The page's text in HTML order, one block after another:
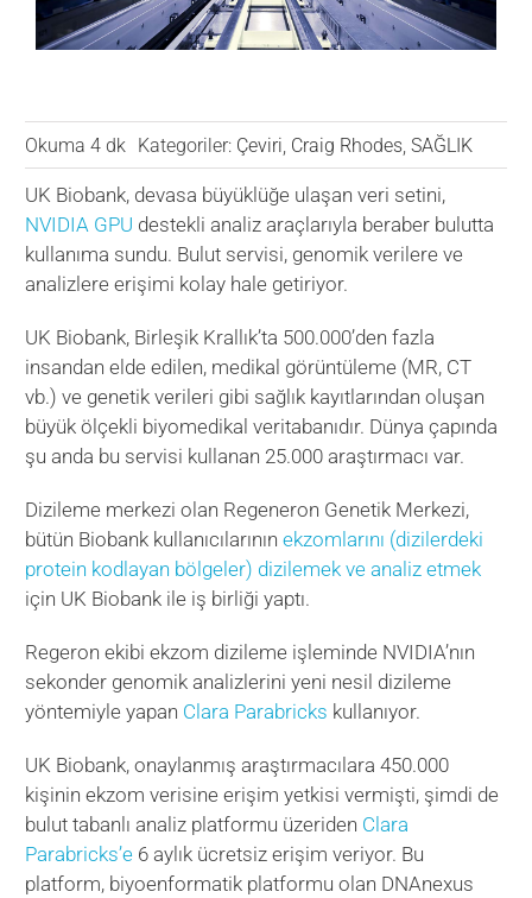
Okuma 4 dk Kategoriler: Çeviri Craig Rhodes ,SAĞLIK
UK Biobank, devasa büyüklüğe ulaşan veri setini,
NVIDIA GPU destekli analiz araçlarıyla beraber bulutta
kullanıma sundu. Bulut servisi, genomik verilere ve
analizlere erişimi kolay hale getiriyor.
UK Biobank, Birleşik Krallık’ta 500.000’den fazla
insandan elde edilen, medikal görüntüleme (MR, CT
vb.) ve genetik verileri gibi sağlık kayıtlarından oluşan
büyük ölçekli biyomedikal veritabanıdır. Dünya çapında
şu anda bu servisi kullanan 25.000 araştırmacı var.
Dizileme merkezi olan Regeneron Genetik Merkezi,
bütün Biobank kullanıcılarınınekzomlarını (dizilerdeki
protein kodlayan bölgeler) dizilemek ve analiz etmek
için UK Biobank ile iş birliği yaptı.
Regeron ekibi ekzom dizileme işleminde NVIDIA’nın
sekonder genomik analizlerini yeni nesil dizileme
yöntemiyle yapan Clara Parabricks kullanıyor.
UK Biobank, onaylanmış araştırmacılara 450.000
kişinin ekzom verisine erişim yetkisi vermişti, şimdi de
bulut tabanlı analiz platformu üzeriden Clara
Parabricks’e 6 aylık ücretsiz erişim veriyor. Bu
platform, biyoenformatik platformu olan DNAnexus